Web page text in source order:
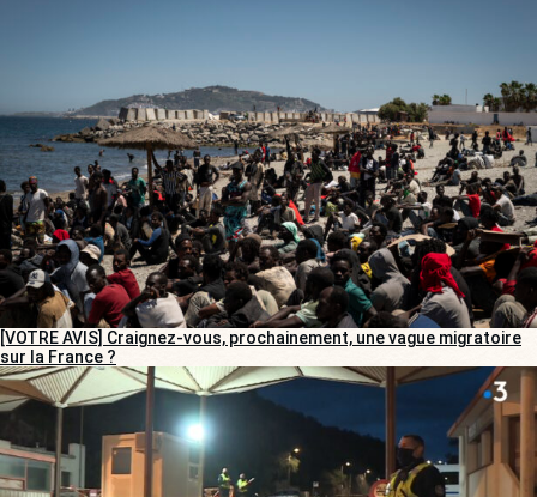
[VOTRE AVIS] Craignez-vous, prochainement, une vague migratoire
sur la France ?